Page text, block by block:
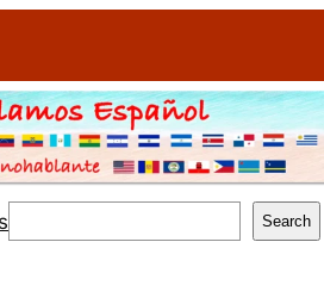
Search